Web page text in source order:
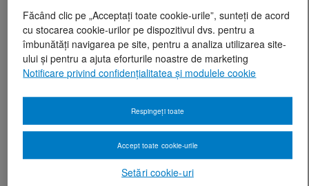
Făcând clic pe „Acceptați toate cookie-urile”, sunteți de acord
cu stocarea cookie-urilor pe dispozitivul dvs. pentru a
îmbunătăți navigarea pe site, pentru a analiza utilizarea site-
ului și pentru a ajuta eforturile noastre de marketing
Notificare privind confidențialitatea și modulele cookie
Setări cookie-uri
Respingeți toate
Accept toate cookie-urile